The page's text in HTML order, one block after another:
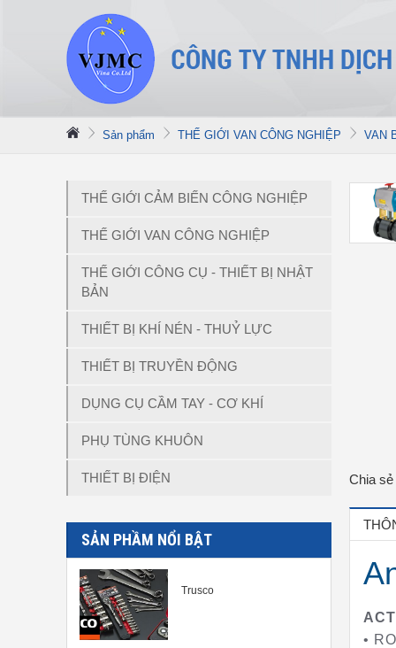
Sản phẩm THẾ GIỚI VAN CÔNG NGHIỆP VAN
THẾ GIỚI CẢM BIẾN CÔNG NGHIỆP
THẾ GIỚI VAN CÔNG NGHIỆP
THẾ GIỚI CÔNG CỤ - THIẾT BỊ NHẬT
BẢN
THIẾT BỊ KHÍ NÉN - THUỶ LỰC
THIẾT BỊ TRUYỀN ĐỘNG
DỤNG CỤ CẦM TAY - CƠ KHÍ
PHỤ TÙNG KHUÔN
THIẾT BỊ ĐIỆN
SẢN PHẦM NỔI BẬT
Trusco
Chia
•